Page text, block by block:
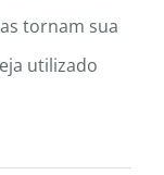
tornam sua
utilizado